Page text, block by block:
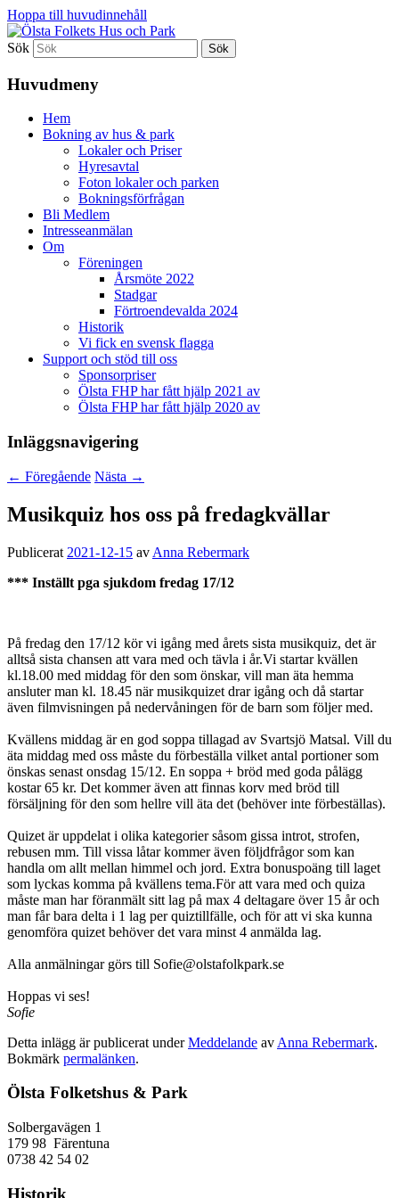
Hoppa till huvudinnehåll
Ölsta Folkets Hus och Park
Sök
Huvudmeny
Hem
Bokning av hus & park
Lokaler och Priser
Hyresavtal
Foton lokaler och parken
Bokningsförfrågan
Bli Medlem
Intresseanmälan
Om
Föreningen
Årsmöte 2022
Stadgar
Förtroendevalda 2024
Historik
Vi fick en svensk flagga
Support och stöd till oss
Sponsorpriser
Ölsta FHP har fått hjälp 2021 av
Ölsta FHP har fått hjälp 2020 av
Inläggsnavigering
← Föregående Nästa →
Musikquiz hos oss på fredagkvällar
Publicerat 2021-12-15 av Anna Rebermark
*** Inställt pga sjukdom fredag 17/12
På fredag den 17/12 kör vi igång med årets sista musikquiz, det är
alltså sista chansen att vara med och tävla i år.Vi startar kvällen
kl.18.00 med middag för den som önskar, vill man äta hemma
ansluter man kl. 18.45 när musikquizet drar igång och då startar
även filmvisningen på nedervåningen för de barn som följer med.
Kvällens middag är en god soppa tillagad av Svartsjö Matsal. Vill du
äta middag med oss måste du förbeställa vilket antal portioner som
önskas senast onsdag 15/12. En soppa + bröd med goda pålägg
kostar 65 kr. Det kommer även att finnas korv med bröd till
försäljning för den som hellre vill äta det (behöver inte förbeställas).
Quizet är uppdelat i olika kategorier såsom gissa introt, strofen,
rebusen mm. Till vissa låtar kommer även följdfrågor som kan
handla om allt mellan himmel och jord. Extra bonuspoäng till laget
som lyckas komma på kvällens tema.För att vara med och quiza
måste man har föranmält sitt lag på max 4 deltagare över 15 år och
man får bara delta i 1 lag per quiztillfälle, och för att vi ska kunna
genomföra quizet behöver det vara minst 4 anmälda lag.
Alla anmälningar görs till Sofie@olstafolkpark.se
Hoppas vi ses!
Sofie
Detta inlägg är publicerat underMeddelande av Anna Rebermark.
Bokmärk permalänken.
Ölsta Folketshus & Park
Solbergavägen 1
179 98 Färentuna
0738 42 54 02
Historik